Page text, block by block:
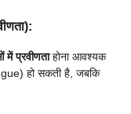
में प्रवीणताहोना आवश्यक
हो सकती है, जबकि